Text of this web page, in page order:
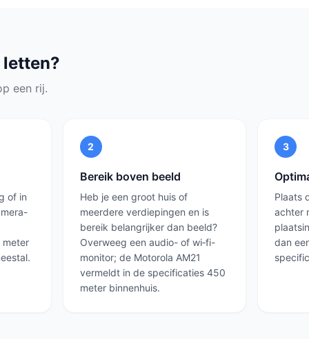
letten?
een rij.
of in
meter
2
Bereik boven beeld
Heb je een groot huis of
meerdere verdiepingen en is
bereik belangrijker dan beeld?
Overweeg een audio- of wi‑fi-
monitor; de Motorola AM21
vermeldt in de specificaties 450
meter binnenhuis.
3
Plaats
achter
dan